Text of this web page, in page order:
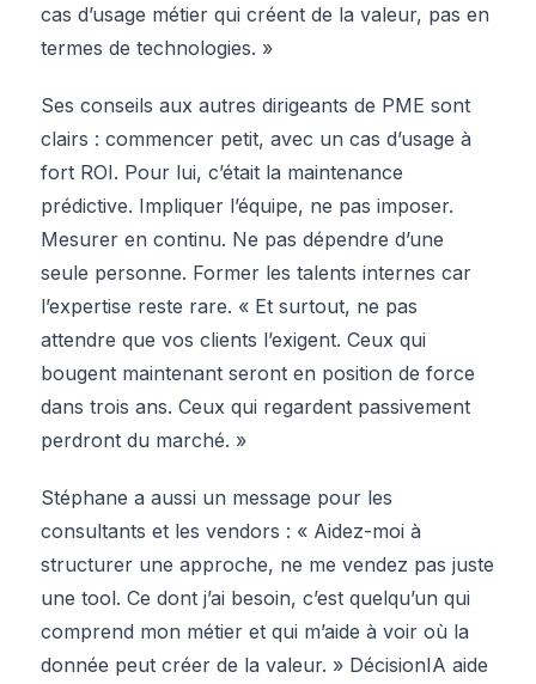
cas d’usage métier qui créent de la valeur, pas en
termes de technologies. »
Ses conseils aux autres dirigeants de PME sont
clairs : commencer petit, avec un cas d’usage à
fort ROI. Pour lui, c’était la maintenance
prédictive. Impliquer l’équipe, ne pas imposer.
Mesurer en continu. Ne pas dépendre d’une
seule personne. Former les talents internes car
l’expertise reste rare. « Et surtout, ne pas
attendre que vos clients l’exigent. Ceux qui
bougent maintenant seront en position de force
dans trois ans. Ceux qui regardent passivement
perdront du marché. »
Stéphane a aussi un message pour les
consultants et les vendors : « Aidez-moi à
structurer une approche, ne me vendez pas juste
une tool. Ce dont j’ai besoin, c’est quelqu’un qui
comprend mon métier et qui m’aide à voir où la
donnée peut créer de la valeur. » DécisionIA aide